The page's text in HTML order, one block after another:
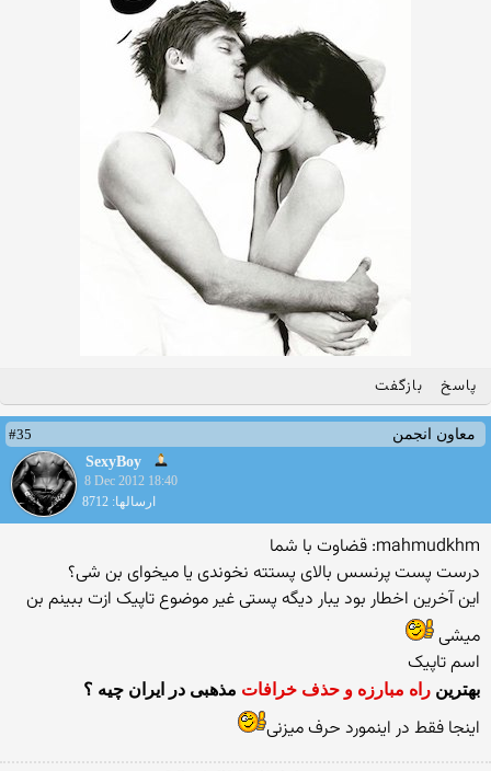
پاسخ بازگفت
معاون انجمن
#35
SexyBoy
8 Dec 2012 18:40
ارسالها: 8712
mahmudkhm: قضاوت با شما
درست پست پرنسس بالای پستته نخوندی یا میخوای بن شی؟
این آخرین اخطار بود یبار دیگه پستی غیر موضوع تاپیک ازت ببینم بن
میشی
اسم تاپیک
بهترین راه مبارزه و حذف خرافات مذهبی در ایران چیه ؟
اینجا فقط در اینمورد حرف میزنی